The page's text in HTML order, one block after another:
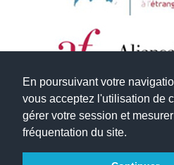
En poursuivant votre
vous acceptez l'utilisation de
gérer votre session et
fréquentation du site.